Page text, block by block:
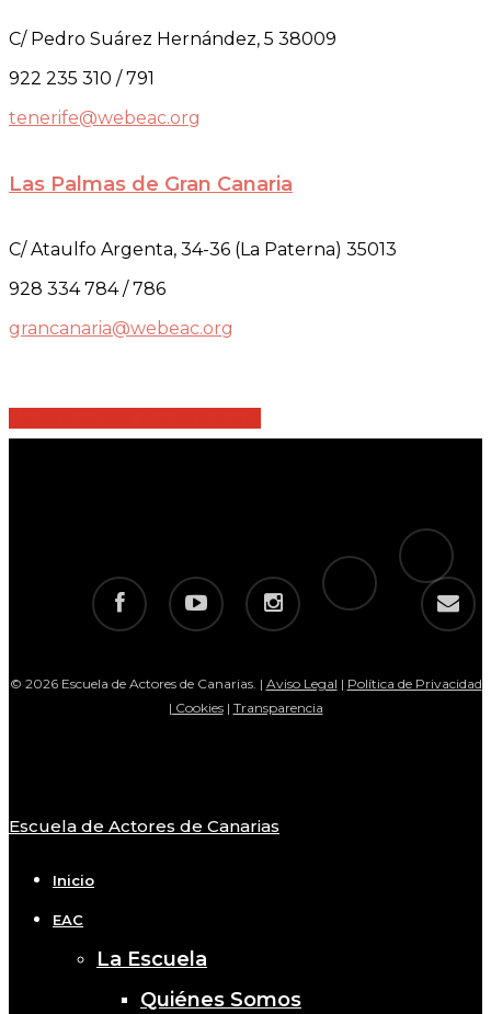
C/ Pedro Suárez Hernández, 5 38009
922 235 310 / 791
tenerife@webeac.org
Las Palmas de Gran Canaria
C/ Ataulfo Argenta, 34-36 (La Paterna) 35013
928 334 784 / 786
grancanaria@webeac.org
facebook youtube instagram
telegram
tiktok
email
© 2026 Escuela de Actores de Canarias. | Aviso Legal | Política de Privacidad
| Cookies| Transparencia
Close
Escuela de Actores de Canarias
Inicio
EAC
La Escuela
Quiénes Somos